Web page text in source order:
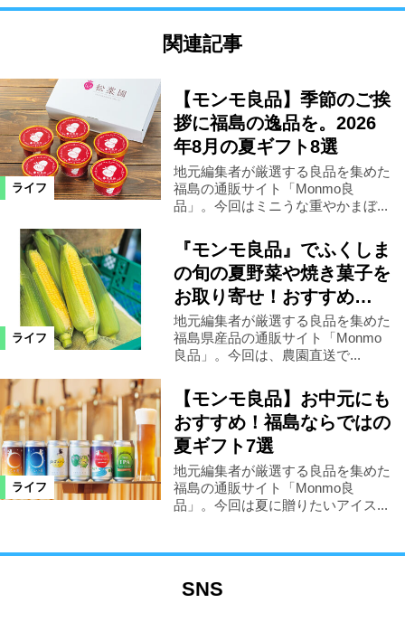
関連記事
ライフ
【モンモ良品】季節のご挨
拶に福島の逸品を。2026
年8月の夏ギフト8選
地元編集者が厳選する良品を集めた
福島の通販サイト「Monmo良
品」。今回はミニうな重やかまぼ...
ライフ
『モンモ良品』でふくしま
の旬の夏野菜や焼き菓子を
お取り寄せ！おすすめ…
地元編集者が厳選する良品を集めた
福島県産品の通販サイト「Monmo
良品」。今回は、農園直送で...
ライフ
【モンモ良品】お中元にも
おすすめ！福島ならではの
夏ギフト7選
地元編集者が厳選する良品を集めた
福島の通販サイト「Monmo良
品」。今回は夏に贈りたいアイス...
SNS